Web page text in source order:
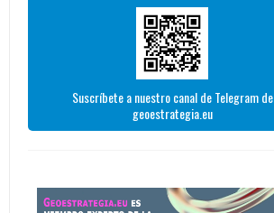
Suscríbete a nuestro canal de Telegram de
geoestrategia.eu